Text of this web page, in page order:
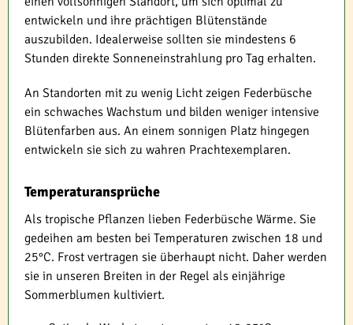
entwickeln und ihre prächtigen Blütenstände
auszubilden. Idealerweise sollten sie mindestens 6
Stunden direkte Sonneneinstrahlung pro Tag erhalten.
An Standorten mit zu wenig Licht zeigen Federbüsche
ein schwaches Wachstum und bilden weniger intensive
Blütenfarben aus. An einem sonnigen Platz hingegen
entwickeln sie sich zu wahren Prachtexemplaren.
Temperaturansprüche
Als tropische Pflanzen lieben Federbüsche Wärme. Sie
gedeihen am besten bei Temperaturen zwischen 18 und
25°C. Frost vertragen sie überhaupt nicht. Daher werden
sie in unseren Breiten in der Regel als einjährige
Sommerblumen kultiviert.